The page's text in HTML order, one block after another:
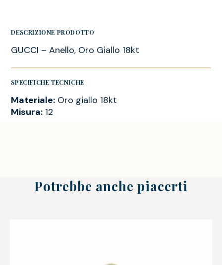
DESCRIZIONE PRODOTTO
GUCCI – Anello, Oro Giallo 18kt
SPECIFICHE TECNICHE
Materiale: Oro giallo 18kt
Misura: 12
Potrebbe anche piacerti